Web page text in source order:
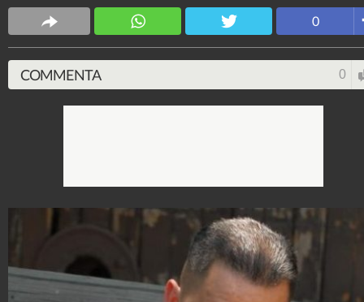
4.053.401.848 9.455 video 76.076 foto 0
COMMENTA 0